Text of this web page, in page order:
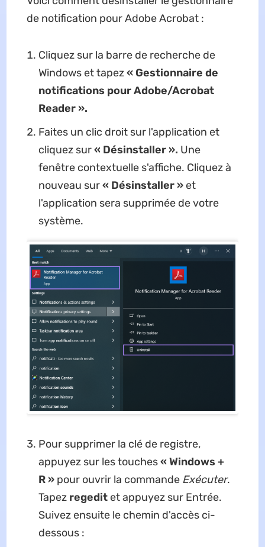
de notification pour Adobe Acrobat :
Cliquez sur la barre de recherche de
Windows et tapez« Gestionnaire de
notifications pour Adobe/Acrobat
Reader ».
Faites un clic droit sur l'application et
cliquez sur« Désinstaller ». Une
fenêtre contextuelle s'affiche. Cliquez à
nouveau sur« Désinstaller »et
l'application sera supprimée de votre
système.
Pour supprimer la clé de registre,
appuyez sur les touches« Windows +
R »pour ouvrir la commande Exécuter.
Tapez regeditet appuyez sur Entrée.
Suivez ensuite le chemin d'accès ci-
dessous :